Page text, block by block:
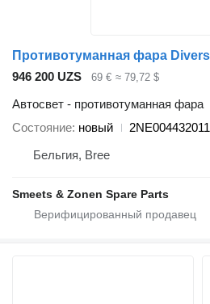
946 200 UZS 69 € ≈ 79,72 $
Автосвет - противотуманная фара
Состояние новый
2NE004432011
Бельгия, Bree
Smeets & Zonen Spare Parts